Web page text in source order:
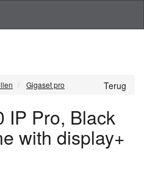
Terug
Gigaset pro
IP Pro, Black
with display+